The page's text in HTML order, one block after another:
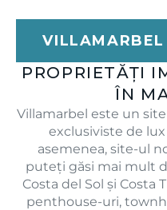
VILLAMARBEL
PROPRIETĂȚI
ÎN
Villamarbel este un
exclusiviste de
asemenea, site-ul
puteți găsi mai mult
Costa del Sol și Costa
penthouse-uri,